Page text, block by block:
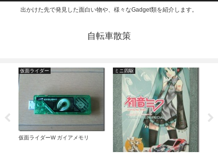
出かけた先で発見した面白い物や、様々なGadget類を紹介します。
自転車散策
ト
仮面ライダー
仮面ライダーW ガイアメモリ
ミニ四駆